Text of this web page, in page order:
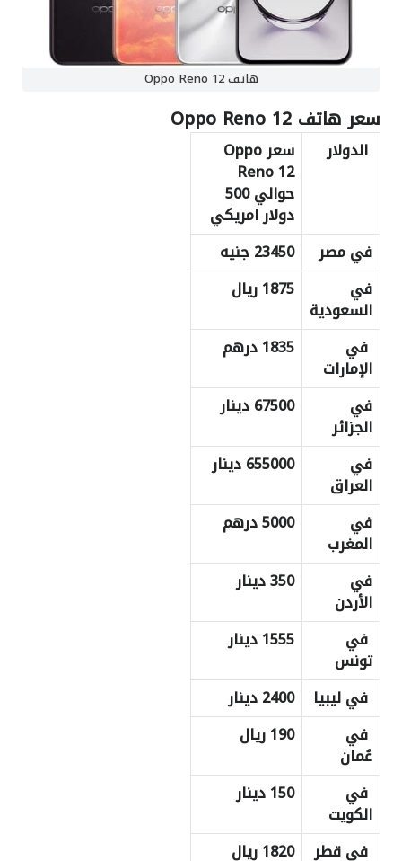
هاتف Oppo Reno 12
سعر هاتف Oppo Reno 12
الدولار سعرOppo
Reno 12
حوالي 500
دولار امريكي
في مصر
23450 جنيه
في
السعودية
1875 ريال
في
الإمارات
1835 درهم
في
الجزائر
67500 دينار
في
العراق
655000 دينار
في
المغرب
5000 درهم
في
الأردن
350 دينار
في
تونس
1555 دينار
في ليبيا
2400 دينار
في
عُمان
190 ريال
في
الكويت
150 دينار
في قطر
1820 ريال